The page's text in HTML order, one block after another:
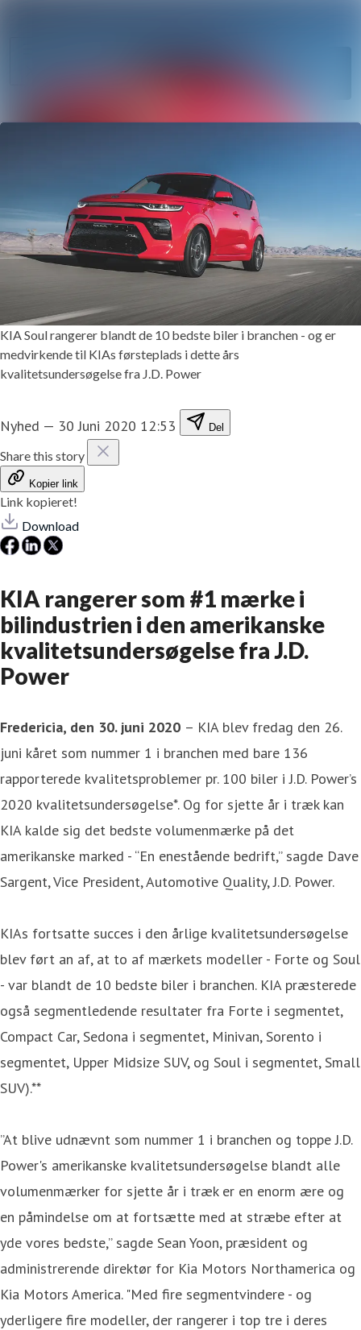
Mediebank
KIA Soul rangerer blandt de 10 bedste biler i branchen - og er
medvirkende til KIAs førsteplads i dette års
kvalitetsundersøgelse fra J.D. Power
Nyhed — 30 Juni 2020 12:53 Del
Share this story
Kopier link
Link kopieret!
Download
KIA rangerer som #1 mærke i
bilindustrien i den amerikanske
kvalitetsundersøgelse fra J.D.
Power
Fredericia, den 30. juni 2020 – KIA blev fredag den 26.
juni kåret som nummer 1 i branchen med bare 136
rapporterede kvalitetsproblemer pr. 100 biler i J.D. Power’s
2020 kvalitetsundersøgelse*. Og for sjette år i træk kan
KIA kalde sig det bedste volumenmærke på det
amerikanske marked - “En enestående bedrift,” sagde Dave
Sargent, Vice President, Automotive Quality, J.D. Power.
KIAs fortsatte succes i den årlige kvalitetsundersøgelse
blev ført an af, at to af mærkets modeller - Forte og Soul
- var blandt de 10 bedste biler i branchen. KIA præsterede
også segmentledende resultater fra Forte i segmentet,
Compact Car, Sedona i segmentet, Minivan, Sorento i
segmentet, Upper Midsize SUV, og Soul i segmentet, Small
SUV).**
”At blive udnævnt som nummer 1 i branchen og toppe J.D.
Power's amerikanske kvalitetsundersøgelse blandt alle
volumenmærker for sjette år i træk er en enorm ære og
en påmindelse om at fortsætte med at stræbe efter at
yde vores bedste,” sagde Sean Yoon, præsident og
administrerende direktør for Kia Motors Northamerica og
Kia Motors America. "Med fire segmentvindere - og
yderligere fire modeller, der rangerer i top tre i deres